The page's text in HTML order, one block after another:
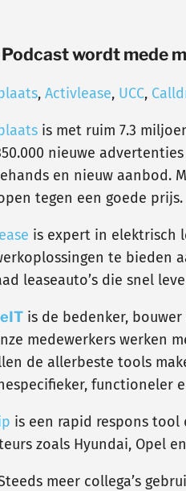
Podcast wordt mede
, Activlease, UCC,
is met ruim 7.3
nieuwe
en nieuw aanbod.
tegen een goede prijs.
is expert in elektrisch
te bieden
leaseauto’s die snel
is de bedenker,
medewerkers
de allerbeste tools
functioneler
is een rapid respons
zoals Hyundai, Opel
meer collega’s